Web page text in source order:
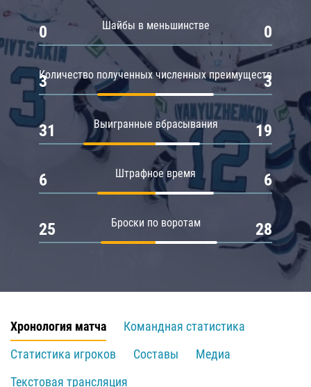
Шайбы в меньшинстве
0 0
Количество полученных численных преимуществ
3 3
Выигранные вбрасывания
31 19
Штрафное время
6 6
Броски по воротам
25 28
Хронология матча
Командная статистика
Статистика игроков
Составы
Медиа
Текстовая трансляция